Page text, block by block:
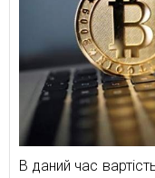
В даний час